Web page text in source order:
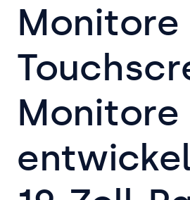
Monitore
Monitore